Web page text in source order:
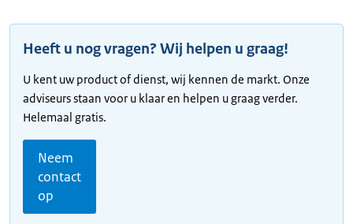
Heeft u nog vragen? Wij helpen u graag!
U kent uw product of dienst, wij kennen de markt. Onze
adviseurs staan voor u klaar en helpen u graag verder.
Helemaal gratis.
Neem
contact
op